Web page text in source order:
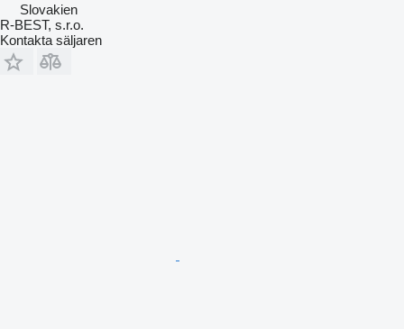
Slovakien
R-BEST, s.r.o.
Kontakta säljaren